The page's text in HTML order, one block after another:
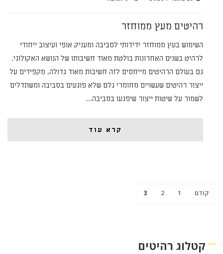
רהיטים מעץ ממוחזר
השימוש בעץ ממוחזר ידידותי לסביבה ומעניק אופי ועיצוב ייחודי
לרהיט בשנים האחרונות בולטת מאוד חשיבותו של הנושא האקולוגי.
גם בעולם הרהיטים מייחסים לזה חשיבות מאוד גדולה, מקפידים על
ייצור רהיטים שעשויים מחומרי גלם שלא פוגעים בסביבה ומשתדלים
לשמור על שיטות ייצור שיפגעו בסביבה…
קרא עוד
קודם 1
2
3
קטלוג רהיטים